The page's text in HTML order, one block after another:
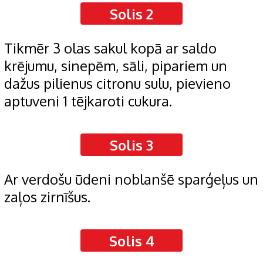
Solis 2
Tikmēr 3 olas sakul kopā ar saldo
krējumu, sinepēm, sāli, pipariem un
dažus pilienus citronu sulu, pievieno
aptuveni 1 tējkaroti cukura.
Solis 3
Ar verdošu ūdeni noblanšē sparģeļus un
zaļos zirnīšus.
Solis 4